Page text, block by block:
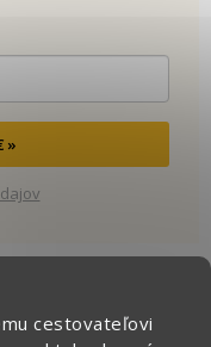
cestovateľovi
»